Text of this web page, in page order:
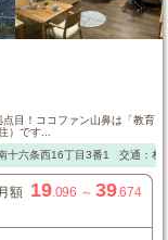
目！ココファン山鼻は「教育
）です...
十六条西16丁目3番1 交通：札
月額 19.096 ～39.674